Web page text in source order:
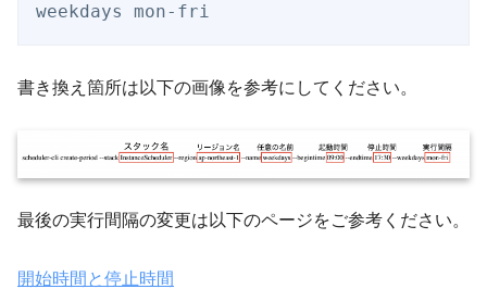
weekdays mon-fri
書き換え箇所は以下の画像を参考にしてください。
最後の実行間隔の変更は以下のページをご参考ください。
開始時間と停止時間